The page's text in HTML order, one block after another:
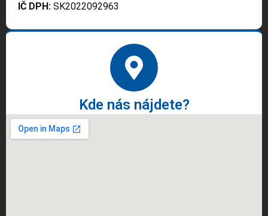
IČ DPH: SK2022092963
Kde nás nájdete?